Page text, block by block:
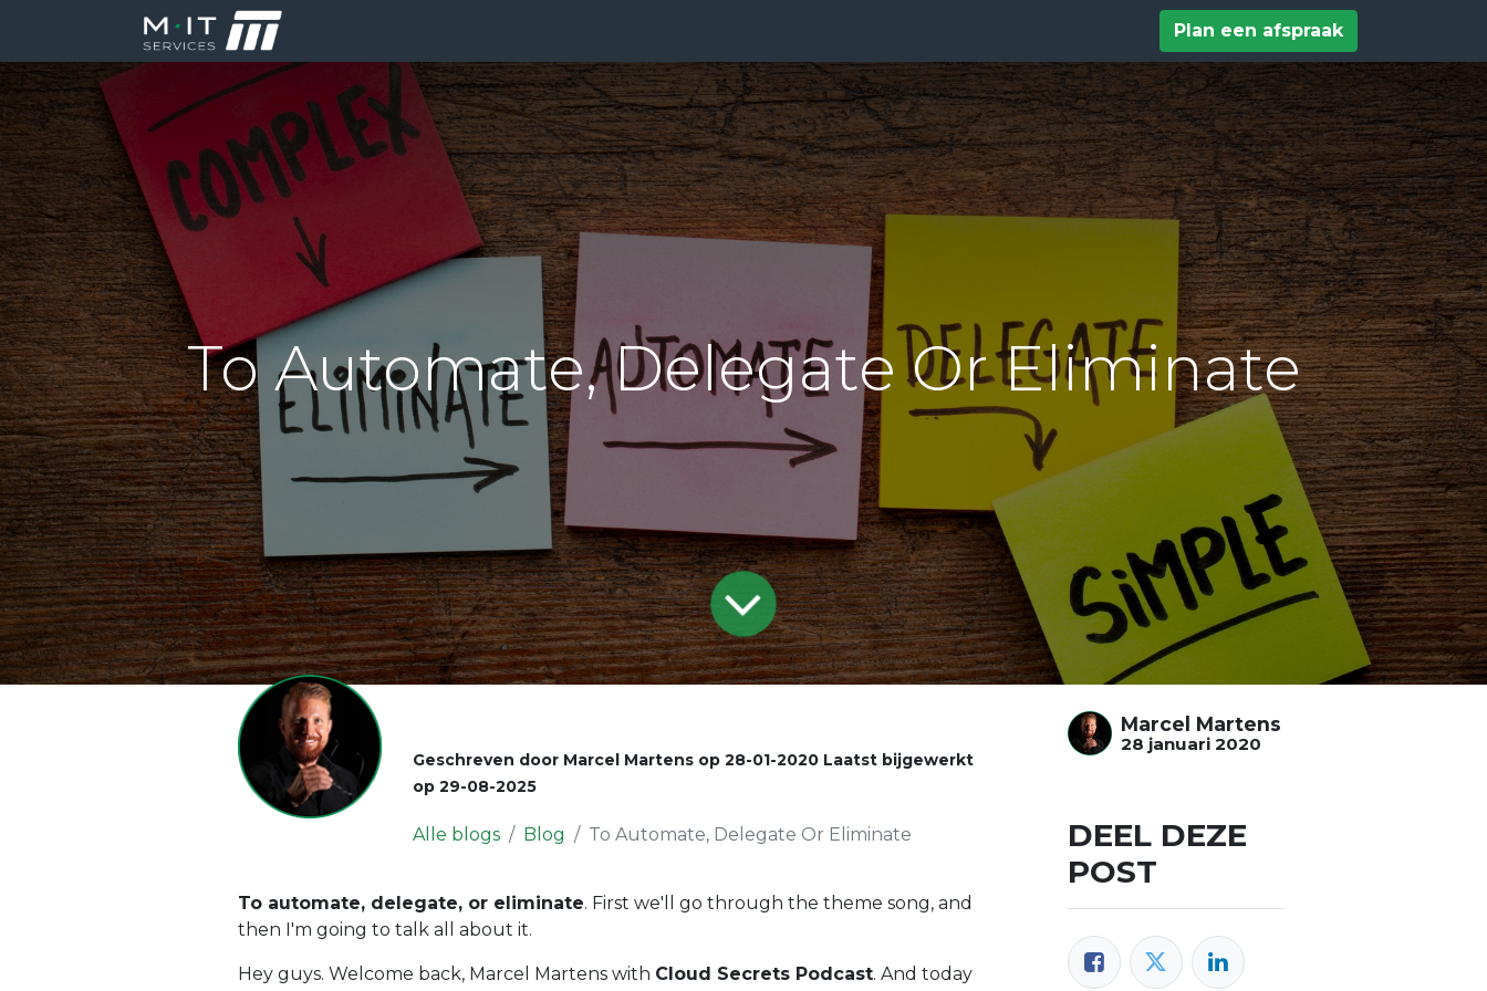
Plan een afspraak
To Automate, Delegate Or Eliminate
Geschreven door Marcel Martens op 28-01-2020 Laatst bijgewerkt
op 29-08-2025
Alle blogs Blog To Automate, Delegate Or Eliminate
To automate, delegate, or eliminate. First we'll go through the theme song, and
then I'm going to talk all about it.
Hey guys. Welcome back, Marcel Martens with Cloud Secrets Podcast. And today
Marcel Martens
28 januari 2020
DEEL DEZE
POST